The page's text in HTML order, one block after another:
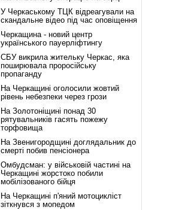
У Черкаському ТЦК відреагували на
скандальне відео під час оповіщення
Черкащина - новий центр
українського пауерліфтингу
СБУ викрила жительку Черкас, яка
поширювала проросійську
пропаганду
На Черкащині оголосили жовтий
рівень небезпеки через грози
На Золотоніщині понад 30
рятувальників гасять пожежу
торфовища
На Звенигородщині доглядальник до
смерті побив пенсіонера
Омбудсман: у військовій частині на
Черкащині жорстоко побили
мобілізованого бійця
На Черкащині п'яний мотоцикліст
зіткнувся з мопедом